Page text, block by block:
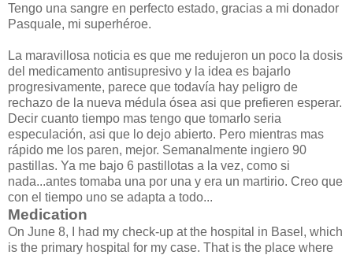
Tengo una sangre en perfecto estado, gracias a mi donador
Pasquale, mi superhéroe.
La maravillosa noticia es que me redujeron un poco la dosis
del medicamento antisupresivo y la idea es bajarlo
progresivamente, parece que todavía hay peligro de
rechazo de la nueva médula ósea asi que prefieren esperar.
Decir cuanto tiempo mas tengo que tomarlo seria
especulación, asi que lo dejo abierto. Pero mientras mas
rápido me los paren, mejor. Semanalmente ingiero 90
pastillas. Ya me bajo 6 pastillotas a la vez, como si
nada...antes tomaba una por una y era un martirio. Creo que
con el tiempo uno se adapta a todo...
Medication
On June 8, I had my check-up at the hospital in Basel, which
is the primary hospital for my case. That is the place where